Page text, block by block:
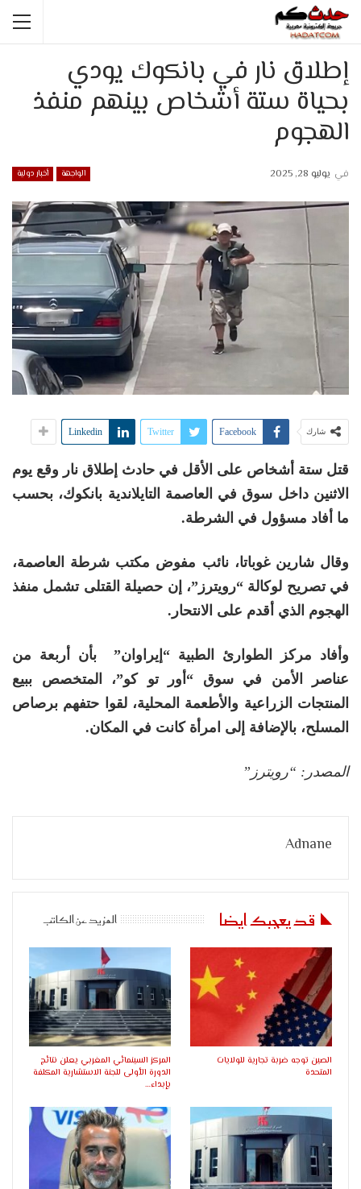
إطلاق نار في بانكوك يودي
بحياة ستة أشخاص بينهم منفذ
الهجوم
الواجهة أخبار دولية في يوليو 28, 2025
شارك Facebook
Twitter
Linkedin
قتل ستة أشخاص على الأقل في حادث إطلاق نار وقع يوم
الاثنين داخل سوق في العاصمة التايلاندية بانكوك، بحسب
ما أفاد مسؤول في الشرطة.
وقال شارين غوباتا، نائب مفوض مكتب شرطة العاصمة،
في تصريح لوكالة “رويترز”، إن حصيلة القتلى تشمل منفذ
الهجوم الذي أقدم على الانتحار.
وأفاد مركز الطوارئ الطبية “إيراوان” بأن أربعة من
عناصر الأمن في سوق “أور تو كو”، المتخصص ببيع
المنتجات الزراعية والأطعمة المحلية، لقوا حتفهم برصاص
المسلح، بالإضافة إلى امرأة كانت في المكان.
المصدر: “رويترز”
Adnane
قد يعجبك ايضا المزيد عن الكاتب
الصين توجه ضربة تجارية للولايات
المتحدة
المركز السينمائي المغربي يعلن نتائج
الدورة الأولى للجنة الاستشارية المكلفة
بإبداء…